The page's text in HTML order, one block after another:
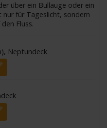
über ein Bullauge oder ein
für Tageslicht, sondern
Fluss.
Neptundeck